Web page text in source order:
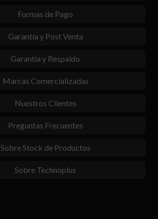
Formas de Pago
Garantía y Post Venta
Garantia y Respaldo
Marcas Comercializadas
Nuestros Clientes
Preguntas Frecuentes
Sobre Stock de Productos
Sobre Technoplus